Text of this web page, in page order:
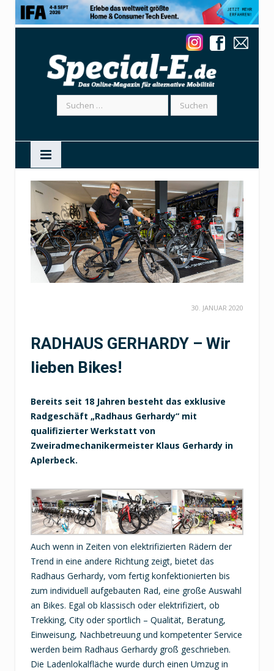
Suchen
nach:
30. JANUAR 2020
RADHAUS GERHARDY – Wir
lieben Bikes!
Bereits seit 18 Jahren besteht das exklusive
Radgeschäft „Radhaus Gerhardy“ mit
qualifizierter Werkstatt von
Zweiradmechanikermeister Klaus Gerhardy in
Aplerbeck.
Auch wenn in Zeiten von elektrifizierten Rädern der
Trend in eine andere Richtung zeigt, bietet das
Radhaus Gerhardy, vom fertig konfektionierten bis
zum individuell aufgebauten Rad, eine große Auswahl
an Bikes. Egal ob klassisch oder elektrifiziert, ob
Trekking, City oder sportlich – Qualität, Beratung,
Einweisung, Nachbetreuung und kompetenter Service
werden beim Radhaus Gerhardy groß geschrieben.
Die Ladenlokalfläche wurde durch einen Umzug in